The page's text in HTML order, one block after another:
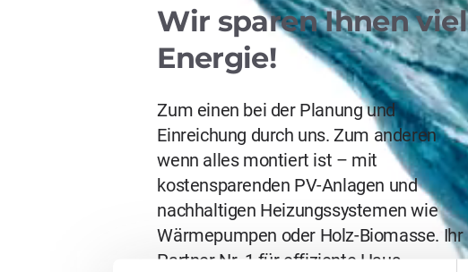
Wir sparen Ihnen viel
Energie!
Zum einen bei der Planung und
Einreichung durch uns. Zum anderen
wenn alles montiert ist – mit
kostensparenden PV-Anlagen und
nachhaltigen Heizungssystemen wie
Wärmepumpen oder Holz-Biomasse. Ihr
Partner Nr. 1 für effiziente Haus-,